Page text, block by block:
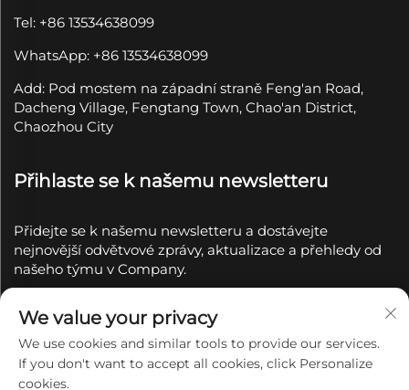
Tel: +86 13534638099
WhatsApp: +86 13534638099
Add: Pod mostem na západní straně Feng'an Road,
Dacheng Village, Fengtang Town, Chao'an District,
Chaozhou City
Přihlaste se k našemu newsletteru
Přidejte se k našemu newsletteru a dostávejte
nejnovější odvětvové zprávy, aktualizace a přehledy od
našeho týmu v Company.
Copyright © 2025 společností Chaozhou Qianyue
We value your privacy
We use cookies and similar tools to provide our services.
If you don't want to accept all cookies, click Personalize
cookies.